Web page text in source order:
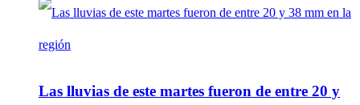
Las lluvias de este martes fueron de entre 20 y